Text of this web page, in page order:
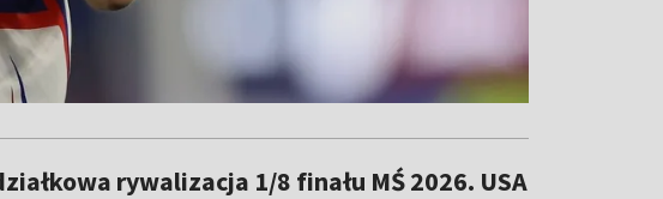
rywalizacja 1/8 finału MŚ 2026. USA